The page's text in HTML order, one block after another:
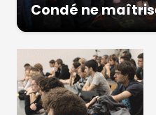
Condé ne